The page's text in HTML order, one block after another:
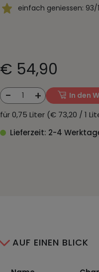
einfach geniessen: 93/
€ 54,90
- 1 + In den
für 0,75 Liter (€ 73,20 / 1
Lieferzeit: 2-4
AUF EINEN BLICK